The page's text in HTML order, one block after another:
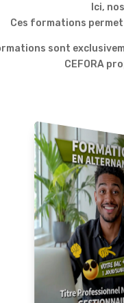
Ici,
Ces formations
sont
CEFORA